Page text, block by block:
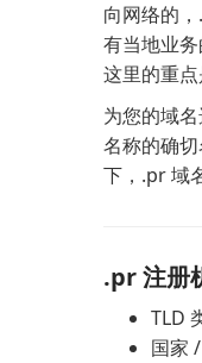
向网络的
有当地业
这里的重
为您的域
名称的确
下，.pr 域
.pr 注册
TLD
国家